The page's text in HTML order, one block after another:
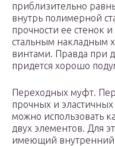
приблизительно
внутрь полимерной
прочности ее стенок
стальным накладным
винтами. Правда при
придется хорошо
Переходных муфт.
прочных и
можно использовать
двух элементов. Для
имеющий внутренний